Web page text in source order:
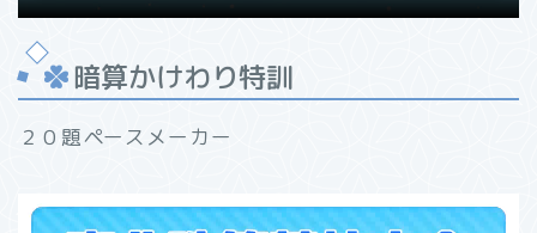
暗算かけわり特訓
２０題ペースメーカー